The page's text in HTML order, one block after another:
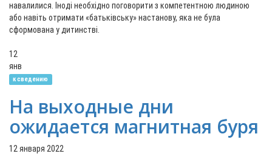
навалилися. Іноді необхідно поговорити з компетентною людиною
або навіть отримати «батьківську» настанову, яка не була
сформована у дитинстві.
12
янв
к сведению
На выходные дни
ожидается магнитная буря
12 января 2022